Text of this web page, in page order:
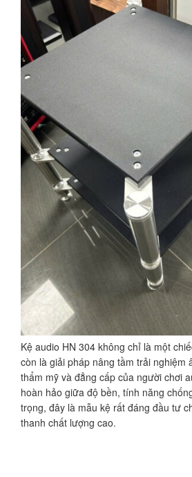
Kệ audio HN 304 không chỉ là một
còn là giải pháp nâng tầm trải nghiệm
thẩm mỹ và đẳng cấp của người chơi
hoàn hảo giữa độ bền, tính năng
trọng, đây là mẫu kệ rất đáng đầu tư
thanh chất lượng cao.